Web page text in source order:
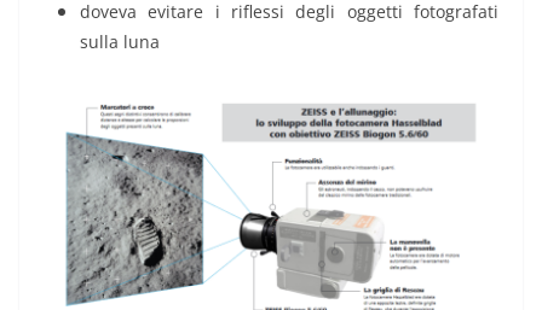
doveva evitare i riflessi degli oggetti fotografati
sulla luna